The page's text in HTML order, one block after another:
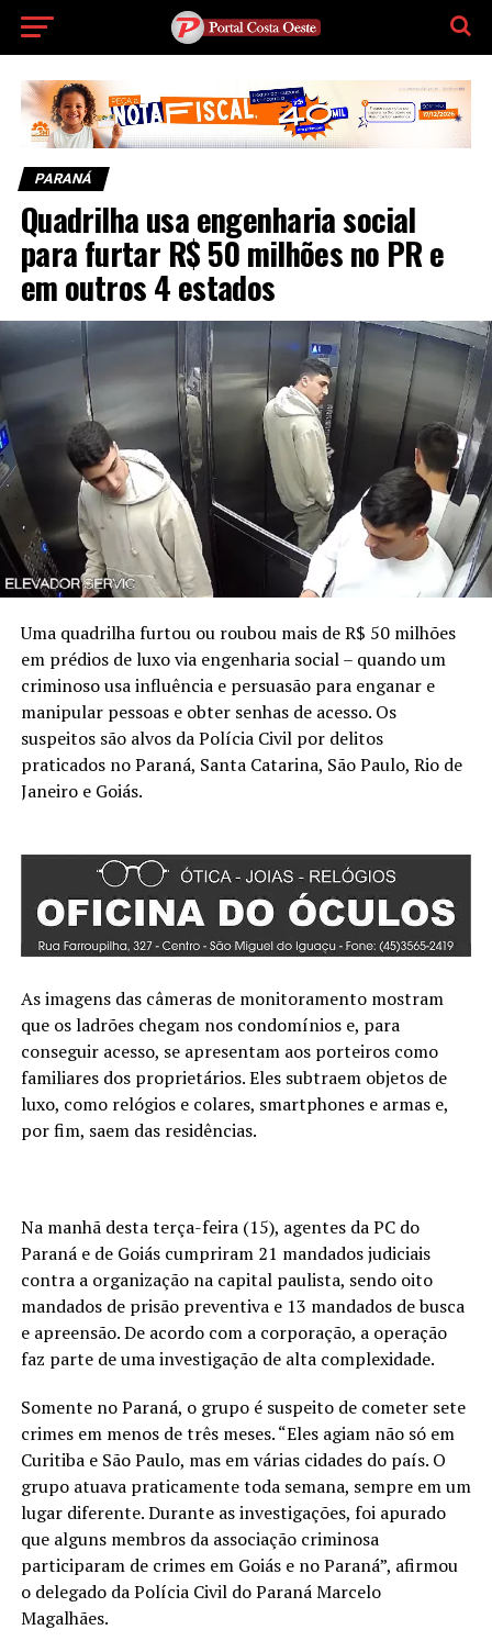
PARANÁ
Quadrilha usa engenharia social
para furtar R$ 50 milhões no PR e
em outros 4 estados
Uma quadrilha furtou ou roubou mais de R$ 50 milhões
em prédios de luxo via engenharia social – quando um
criminoso usa influência e persuasão para enganar e
manipular pessoas e obter senhas de acesso. Os
suspeitos são alvos da Polícia Civil por delitos
praticados no Paraná, Santa Catarina, São Paulo, Rio de
Janeiro e Goiás.
As imagens das câmeras de monitoramento mostram
que os ladrões chegam nos condomínios e, para
conseguir acesso, se apresentam aos porteiros como
familiares dos proprietários. Eles subtraem objetos de
luxo, como relógios e colares, smartphones e armas e,
por fim, saem das residências.
Na manhã desta terça-feira (15), agentes da PC do
Paraná e de Goiás cumpriram 21 mandados judiciais
contra a organização na capital paulista, sendo oito
mandados de prisão preventiva e 13 mandados de busca
e apreensão. De acordo com a corporação, a operação
faz parte de uma investigação de alta complexidade.
Somente no Paraná, o grupo é suspeito de cometer sete
crimes em menos de três meses. “Eles agiam não só em
Curitiba e São Paulo, mas em várias cidades do país. O
grupo atuava praticamente toda semana, sempre em um
lugar diferente. Durante as investigações, foi apurado
que alguns membros da associação criminosa
participaram de crimes em Goiás e no Paraná”, afirmou
o delegado da Polícia Civil do Paraná Marcelo
Magalhães.